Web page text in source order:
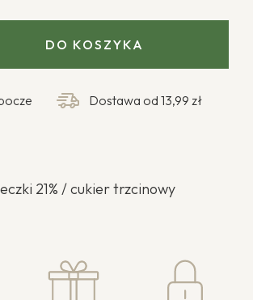
DO KOSZYKA
Dostawa od 13,99 zł
21% / cukier trzcinowy